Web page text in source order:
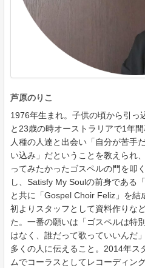
芦原のりこ
1976年生まれ。子供の頃から引っ
と23歳の時オーストラリアで1年
人種の人達と出会い「自分が苦手
い込み」だということを教えられ
ってみたかったゴスペルの門を叩
し、Satisfy My Soulの前身である
と共に「Gospel Choir Feliz」を結
初よりスタッフとして資料作りな
た。一番の願いは「ゴスペルは特
はなく、誰だって歌っていいんだ
多くの人に伝えること。2014年
ムでコーラスとしてレコーディン